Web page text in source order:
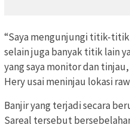
“Saya mengunjungi titik-titik
selain juga banyak titik lain
yang saya monitor dan
Hery usai meninjau lokasi
Banjir yang terjadi secara
Sareal tersebut